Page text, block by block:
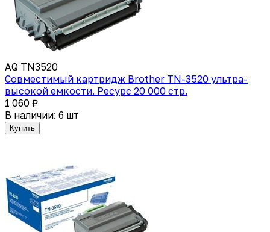
AQ TN3520
Совместимый картридж Brother TN-3520 ультра-
высокой емкости. Ресурс 20 000 стр.
1 060 ₽
В наличии: 6 шт
Купить